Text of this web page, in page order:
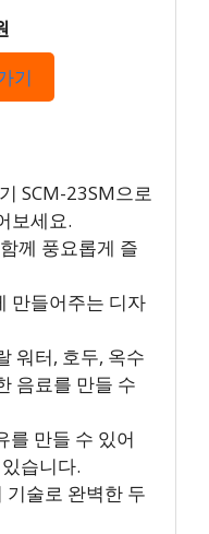
기
SCM-23SM으로
보세요.
께 풍요롭게 즐
만들어주는 디자
워터, 호두, 옥수
음료를 만들 수
를 만들 수 있어
습니다.
기술로 완벽한 두